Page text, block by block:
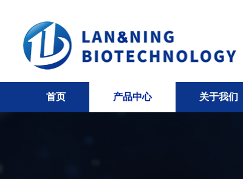
首页 产品中心 关于我们